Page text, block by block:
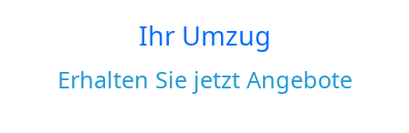
Ihr Umzug
Erhalten Sie jetzt Angebote